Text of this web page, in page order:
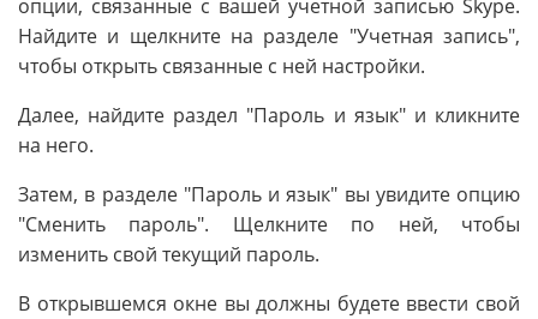
опции, связанные с вашей учетной записью Skype.
Найдите и щелкните на разделе "Учетная запись",
чтобы открыть связанные с ней настройки.
Далее, найдите раздел "Пароль и язык" и кликните
на него.
Затем, в разделе "Пароль и язык" вы увидите опцию
"Сменить пароль". Щелкните по ней, чтобы
изменить свой текущий пароль.
В открывшемся окне вы должны будете ввести свой